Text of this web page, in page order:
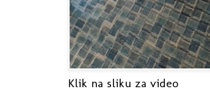
Klik na sliku za video